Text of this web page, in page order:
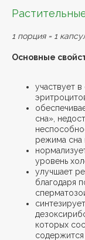
1 порция = 1
Основные
участвует
сна»,
режима сна
уровень
улучшает
благодаря
которых
содержится